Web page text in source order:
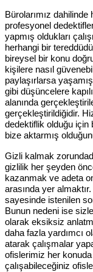
Bürolarımız
profesyonel
yapmış oldukları
herhangi bir
bireysel bir konu
kişilere nasıl
paylaşırlarsa
gibi düşüncelere
alanında
gerçekleştirildiğidir.
dedektiflik olduğu için
bize aktarmış
Gizli kalmak
gizlilik her şeyden
kazanmak ve adeta
arasında yer
sayesinde istenilen
Bunun nedeni ise
olarak eksiksiz
daha fazla yardımcı
atarak çalışmalar
ofislerimiz her
çalışabileceğiniz